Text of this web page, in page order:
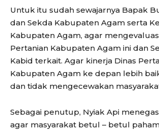
Untuk itu sudah sewajarnya Bapak
dan Sekda Kabupaten Agam serta
Kabupaten Agam, agar
Pertanian Kabupaten Agam ini dan
Kabid terkait. Agar kinerja Dinas
Kabupaten Agam ke depan lebih
dan tidak mengecewakan
Sebagai penutup, Nyiak Api
agar masyarakat betul – betul